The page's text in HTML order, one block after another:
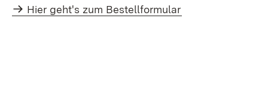
Hier geht's zum Bestellformular